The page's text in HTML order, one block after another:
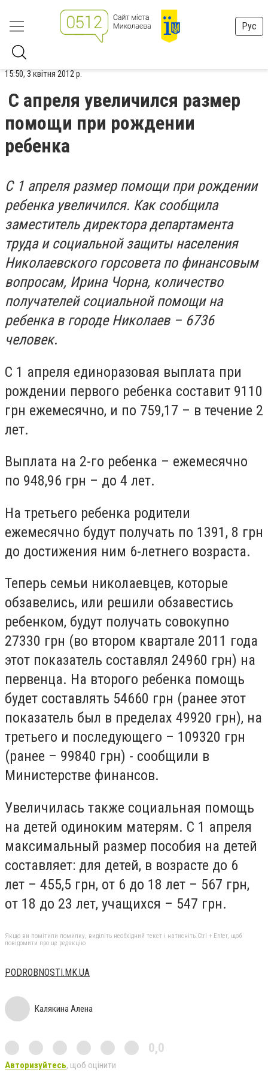
Рус
15:50, 3 квітня 2012 р.
С апреля увеличился размер
помощи при рождении
ребенка
С 1 апреля размер помощи при рождении
ребенка увеличился. Как сообщила
заместитель директора департамента
труда и социальной защиты населения
Николаевского горсовета по финансовым
вопросам, Ирина Чорна, количество
получателей социальной помощи на
ребенка в городе Николаев – 6736
человек.
С 1 апреля единоразовая выплата при
рождении первого ребенка составит 9110
грн ежемесячно, и по 759,17 – в течение 2
лет.
Выплата на 2-го ребенка – ежемесячно
по 948,96 грн – до 4 лет.
На третьего ребенка родители
ежемесячно будут получать по 1391, 8 грн
до достижения ним 6-летнего возраста.
Теперь семьи николаевцев, которые
обзавелись, или решили обзавестись
ребенком, будут получать совокупно
27330 грн (во втором квартале 2011 года
этот показатель составлял 24960 грн) на
первенца. На второго ребенка помощь
будет составлять 54660 грн (ранее этот
показатель был в пределах 49920 грн), на
третьего и последующего – 109320 грн
(ранее – 99840 грн) - сообщили в
Министерстве финансов.
Увеличилась также социальная помощь
на детей одиноким матерям. С 1 апреля
максимальный размер пособия на детей
составляет: для детей, в возрасте до 6
лет – 455,5 грн, от 6 до 18 лет – 567 грн,
от 18 до 23 лет, учащихся – 547 грн.
Якщо ви помітили помилку, виділіть необхідний текст і натисніть Ctrl + Enter, щоб
повідомити про це редакцію
РODROBNOSTI.MK.UA
Калякина Алена
0,0
Авторизуйтесь, щоб оцінити